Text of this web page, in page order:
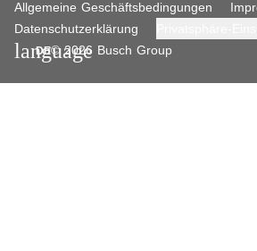
Allgemeine Geschäftsbedingungen
Datenschutzerklärung
DE
language
© 2026 Busch Group